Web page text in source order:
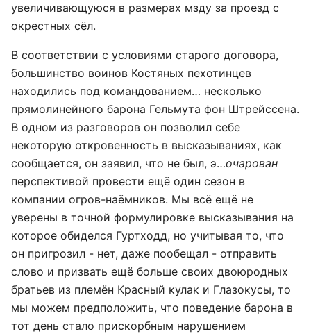
увеличивающуюся в размерах мзду за проезд с
окрестных сёл.
В соответствии с условиями старого договора,
большинство воинов Костяных пехотинцев
находились под командованием… несколько
прямолинейного барона Гельмута фон Штрейссена.
В одном из разговоров он позволил себе
некоторую откровенность в высказываниях, как
сообщается, он заявил, что не был, э…очарован
перспективой провести ещё один сезон в
компании огров-наёмников. Мы всё ещё не
уверены в точной формулировке высказывания на
которое обиделся Гуртходд, но учитывая то, что
он пригрозил - нет, даже пообещал - отправить
слово и призвать ещё больше своих двоюродных
братьев из племён Красный кулак и Глазокусы, то
мы можем предположить, что поведение барона в
тот день стало прискорбным нарушением